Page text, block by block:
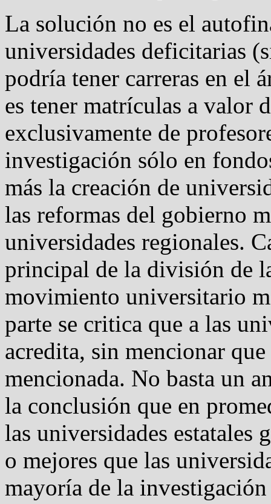
La solución no es el
universidades deficitarias
podría tener carreras en el
es tener matrículas a valor
exclusivamente de
investigación sólo en
más la creación de
las reformas del gobierno
universidades regionales.
principal de la división de
movimiento universitario
parte se critica que a las
acredita, sin mencionar
mencionada. No basta un
la conclusión que en
las universidades estatales
o mejores que las
mayoría de la